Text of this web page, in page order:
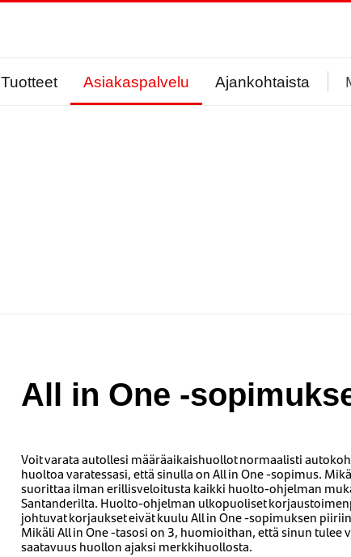
Tuotteet Asiakaspalvelu Ajankohtaista
All in One -
Voit varata autollesi määräaikaishuollot normaalisti
huoltoa varatessasi, että sinulla on All in One -sopimus.
suorittaa ilman erillisveloitusta kaikki huolto-ohjelman
Santanderilta. Huolto-ohjelman ulkopuoliset
johtuvat korjaukset eivät kuulu All in One -sopimuksen
Mikäli All in One -tasosi on 3, huomioithan, että sinun tulee
saatavuus huollon ajaksi merkkihuollosta.